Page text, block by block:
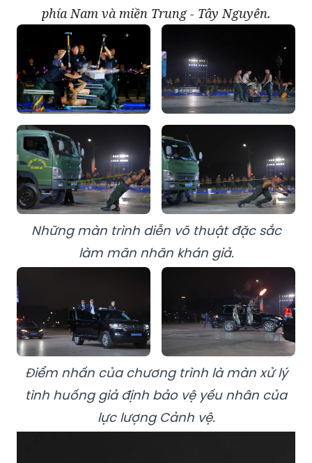
phía Nam và miền Trung - Tây Nguyên.
Những màn trình diễn võ thuật đặc sắc
làm mãn nhãn khán giả.
Điểm nhấn của chương trình là màn xử lý
tình huống giả định bảo vệ yếu nhân của
lực lượng Cảnh vệ.